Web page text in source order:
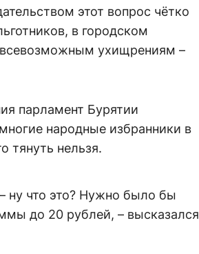
этот вопрос чётко
в городском
всевозможным ухищрениям –
парламент Бурятии
народные избранники в
тянуть нельзя.
ну что это? Нужно было бы
до 20 рублей, – высказался